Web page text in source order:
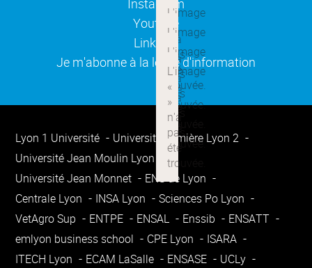
Instagram
Youtube(ouverture dans une
Linkedin
(ouverture dans une
Je m'abonne à la lettre d'information
(ouverture dans une
Lyon 1 Université
Université Lumière Lyon 2
Université Jean Moulin Lyon 3
Université Jean Monnet
ENS de Lyon
Centrale Lyon
INSA Lyon
Sciences Po Lyon
VetAgro Sup
ENTPE ENSAL Enssib
ENSATT
emlyon business school
CPE Lyon
ISARA
ITECH Lyon
ECAM LaSalle ENSASE
UCLy